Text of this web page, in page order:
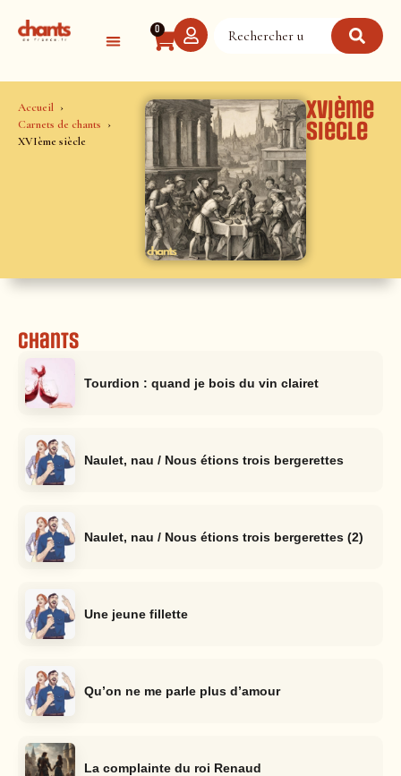
0
Accueil
Carnets de chants
XVIème siècle
XVIème
siècle
Chants
Tourdion : quand je bois du vin clairet
Naulet, nau / Nous étions trois bergerettes
Naulet, nau / Nous étions trois bergerettes (2)
Une jeune fillette
Qu’on ne me parle plus d’amour
La complainte du roi Renaud